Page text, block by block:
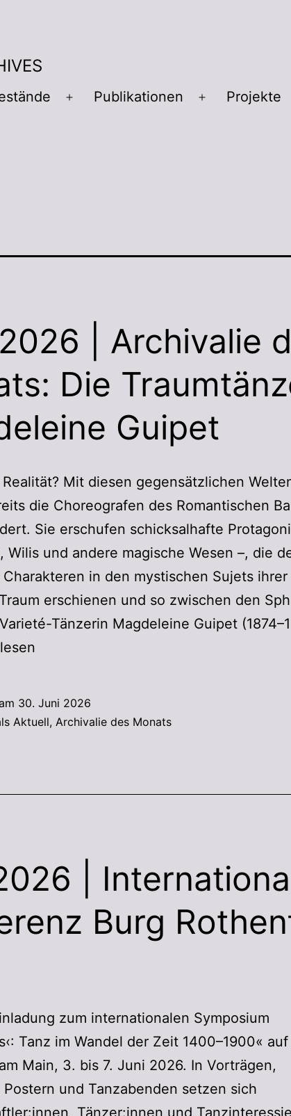
Publikationen Projekte
| Archivalie
Die
Guipet
Mit diesen gegensätzlichen
die Choreografen des Romantischen
Sie erschufen schicksalhafte
Wilis und andere magische Wesen –, die
in den mystischen Sujets
erschienen und so zwischen den
Tänzerin Magdeleine Guipet
30. Juni 2026
Aktuell, Archivalie des Monats
|
Burg
zum internationalen Symposium
Tanz im Wandel der Zeit 1400–1900«
Main, 3. bis 7. Juni 2026. In Vorträgen,
Postern und Tanzabenden setzen sich
Tänzer:innen und